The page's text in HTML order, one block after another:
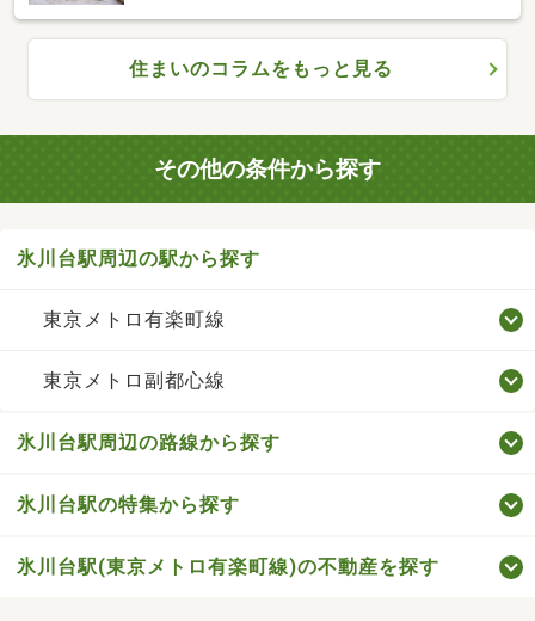
住まいのコラムをもっと見る
その他の条件から探す
氷川台駅周辺の駅から探す
東京メトロ有楽町線
東京メトロ副都心線
氷川台駅周辺の路線から探す
氷川台駅の特集から探す
氷川台駅(東京メトロ有楽町線)の不動産を探す